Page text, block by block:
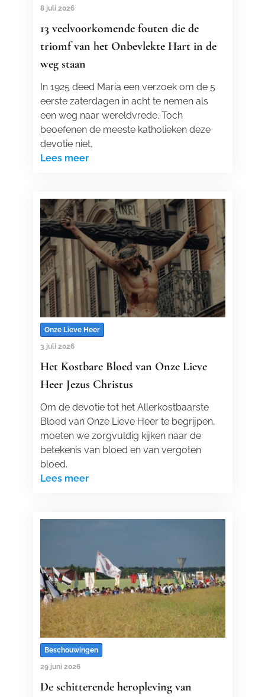
8 juli 2026
13 veelvoorkomende fouten die de
triomf van het Onbevlekte Hart in de
weg staan
In 1925 deed Maria een verzoek om de 5
eerste zaterdagen in acht te nemen als
een weg naar wereldvrede. Toch
beoefenen de meeste katholieken deze
devotie niet.
Lees meer
Onze Lieve Heer
3 juli 2026
Het Kostbare Bloed van Onze Lieve
Heer Jezus Christus
Om de devotie tot het Allerkostbaarste
Bloed van Onze Lieve Heer te begrijpen,
moeten we zorgvuldig kijken naar de
betekenis van bloed en van vergoten
bloed.
Lees meer
Beschouwingen
29 juni 2026
De schitterende heropleving van